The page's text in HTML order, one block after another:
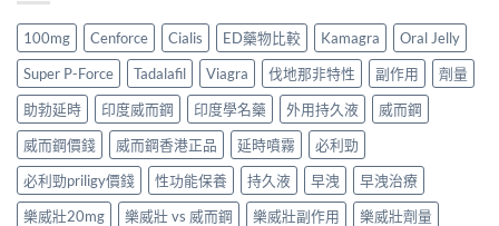
100mg Cenforce Cialis ED藥物比較 Kamagra
Oral Jelly
Super P-Force
Tadalafil Viagra 伐地那非特性 副作用
劑量
助勃延時
印度威而鋼 印度學名藥 外用持久液
威而鋼
威而鋼價錢
威而鋼香港正品 延時噴霧
必利勁
必利勁priligy價錢
性功能保養 持久液 早洩
早洩治療
樂威壯20mg
樂威壯 vs 威而鋼 樂威壯副作用
樂威壯劑量